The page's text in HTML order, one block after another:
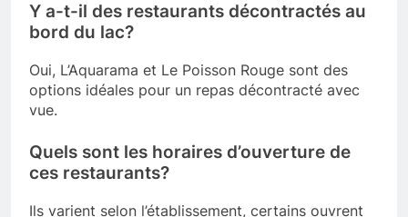
Y a-t-il des restaurants décontractés au
bord du lac?
Oui, L’Aquarama et Le Poisson Rouge sont des
options idéales pour un repas décontracté avec
vue.
Quels sont les horaires d’ouverture de
ces restaurants?
Ils varient selon l’établissement, certains ouvrent